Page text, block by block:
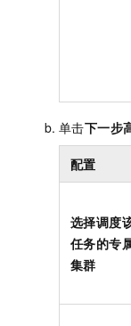
单击下一步
配置
选择调度
任务的专
集群